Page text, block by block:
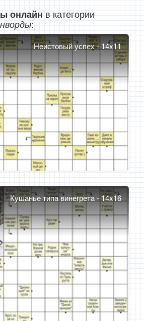
онлайн в категории
:
Неистовый успех - 14x11
Кушанье типа винегрета - 14x16